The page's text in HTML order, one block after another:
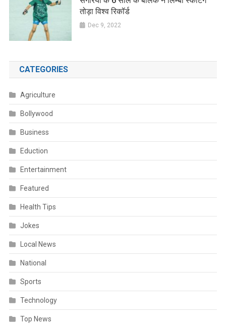
तोड़ा विश्व रिकॉर्ड
Dec 9, 2022
CATEGORIES
Agriculture
Bollywood
Business
Eduction
Entertainment
Featured
Health Tips
Jokes
Local News
National
Sports
Technology
Top News